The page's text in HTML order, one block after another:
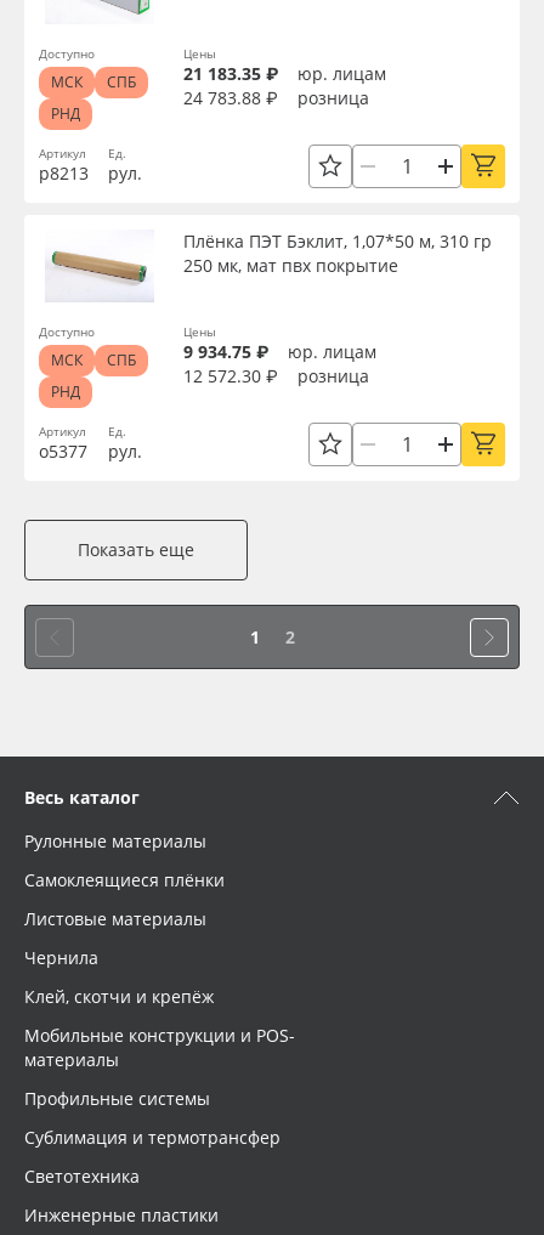
Артикул
р8213
Ед.
рул.
Цены
21 183.35 ₽
юр. лицам
24 783.88 ₽
розница
Доступно
МСК
СПБ
РНД
Артикул
о5377
Плёнка ПЭТ Бэклит, 1,07*50 м, 310 гр
250 мк, мат пвх покрытие
Ед.
рул.
Цены
9 934.75 ₽
юр. лицам
12 572.30 ₽
розница
Доступно
МСК
СПБ
РНД
Показать еще
1 2
Весь каталог
Рулонные материалы
Самоклеящиеся плёнки
Листовые материалы
Чернила
Клей, скотчи и крепёж
Мобильные конструкции и POS-
материалы
Профильные системы
Сублимация и термотрансфер
Светотехника
Инженерные пластики